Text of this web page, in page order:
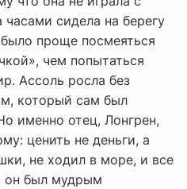
сидела на берегу
проще посмеяться
чем попытаться
Ассоль росла без
который сам был
именно отец, Лонгрен,
ценить не деньги, а
не ходил в море, и все
он был мудрым